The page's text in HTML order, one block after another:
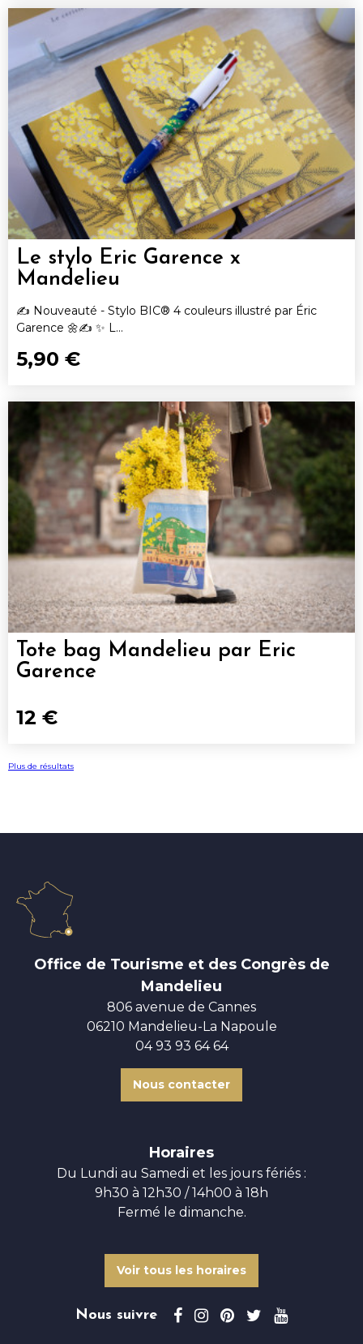
Le stylo Eric Garence x
Mandelieu
✍️ Nouveauté - Stylo BIC® 4 couleurs illustré par Éric
Garence 🌼✍️ ✨ L...
5,90 €
Tote bag Mandelieu par Eric
Garence
12 €
Plus de résultats
Office de Tourisme et des Congrès de
Mandelieu
806 avenue de Cannes
06210 Mandelieu-La Napoule
04 93 93 64 64
Nous contacter
Horaires
Du Lundi au Samedi et les jours fériés :
9h30 à 12h30 / 14h00 à 18h
Fermé le dimanche.
Voir tous les horaires
Nous suivre